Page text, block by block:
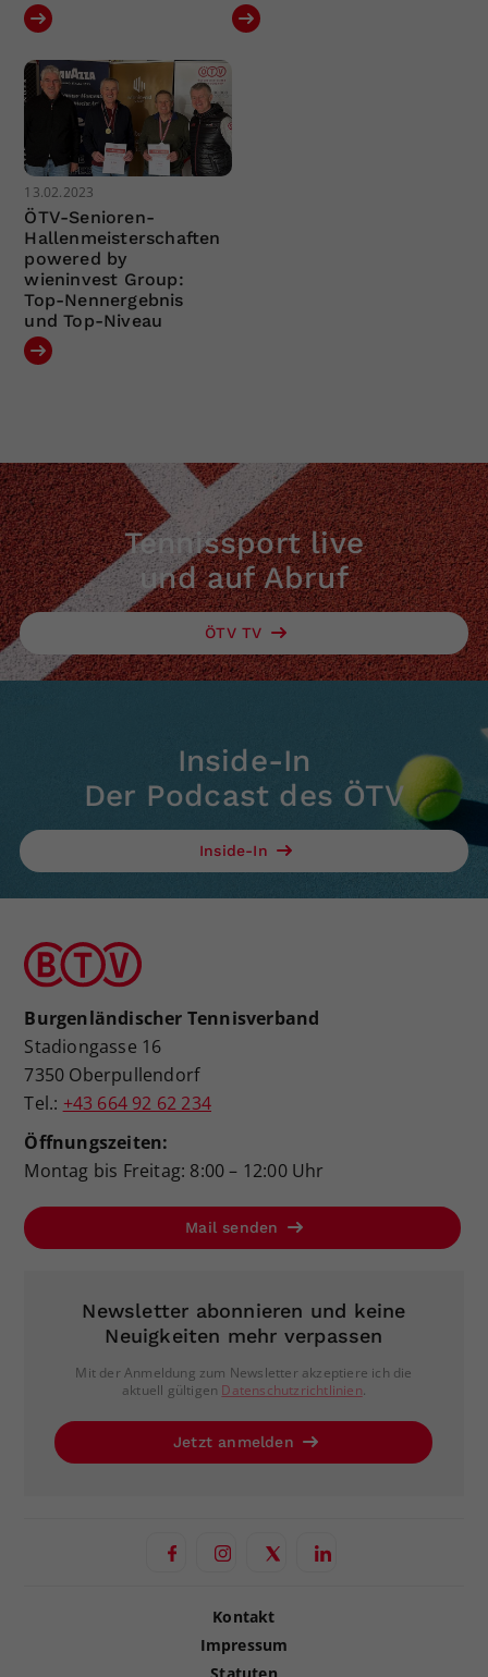
13.02.2023
ÖTV-Senioren-
Hallenmeisterschaften
powered by
wieninvest Group:
Top-Nennergebnis
und Top-Niveau
Tennissport live
und auf Abruf
ÖTV TV
Inside-In
Der Podcast des ÖTV
Inside-In
Burgenländischer Tennisverband
Stadiongasse 16
7350 Oberpullendorf
Tel.: +43 664 92 62 234
Öffnungszeiten:
Montag bis Freitag: 8:00 – 12:00 Uhr
Mail senden
Newsletter abonnieren und keine
Neuigkeiten mehr verpassen
Mit der Anmeldung zum Newsletter akzeptiere ich die
aktuell gültigen Datenschutzrichtlinien.
Jetzt anmelden
Kontakt
Impressum
Statuten